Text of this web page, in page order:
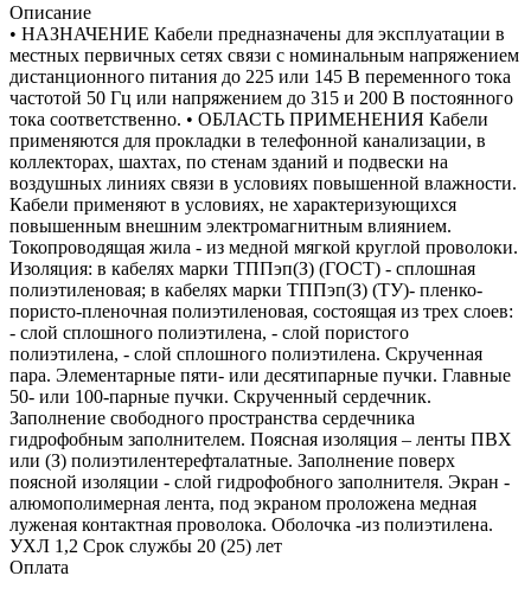
Описание
• НАЗНАЧЕНИЕ Кабели предназначены для эксплуатации в
местных первичных сетях связи с номинальным напряжением
дистанционного питания до 225 или 145 В переменного тока
частотой 50 Гц или напряжением до 315 и 200 В постоянного
тока соответственно. • ОБЛАСТЬ ПРИМЕНЕНИЯ Кабели
применяются для прокладки в телефонной канализации, в
коллекторах, шахтах, по стенам зданий и подвески на
воздушных линиях связи в условиях повышенной влажности.
Кабели применяют в условиях, не характеризующихся
повышенным внешним электромагнитным влиянием.
Токопроводящая жила - из медной мягкой круглой проволоки.
Изоляция: в кабелях марки ТППэп(З) (ГОСТ) - сплошная
полиэтиленовая; в кабелях марки ТППэп(З) (ТУ)- пленко-
пористо-пленочная полиэтиленовая, состоящая из трех слоев:
- слой сплошного полиэтилена, - слой пористого
полиэтилена, - слой сплошного полиэтилена. Скрученная
пара. Элементарные пяти- или десятипарные пучки. Главные
50- или 100-парные пучки. Скрученный сердечник.
Заполнение свободного пространства сердечника
гидрофобным заполнителем. Поясная изоляция – ленты ПВХ
или (З) полиэтилентерефталатные. Заполнение поверх
поясной изоляции - слой гидрофобного заполнителя. Экран -
алюмополимерная лента, под экраном проложена медная
луженая контактная проволока. Оболочка -из полиэтилена.
УХЛ 1,2 Срок службы 20 (25) лет
Оплата